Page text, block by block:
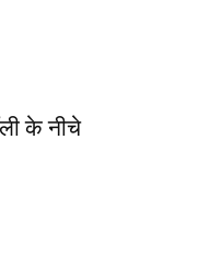
के नीचे